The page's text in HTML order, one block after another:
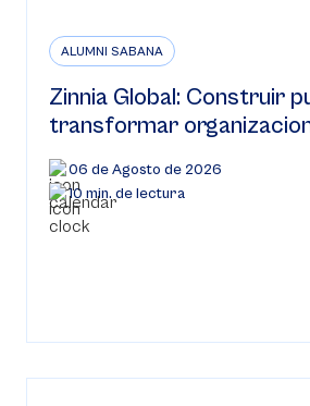
ALUMNI SABANA
Zinnia Global: Construir
transformar
06 de Agosto de 2026
10 min. de lectura